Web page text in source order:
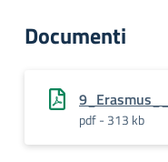
Documenti
pdf - 313 kb